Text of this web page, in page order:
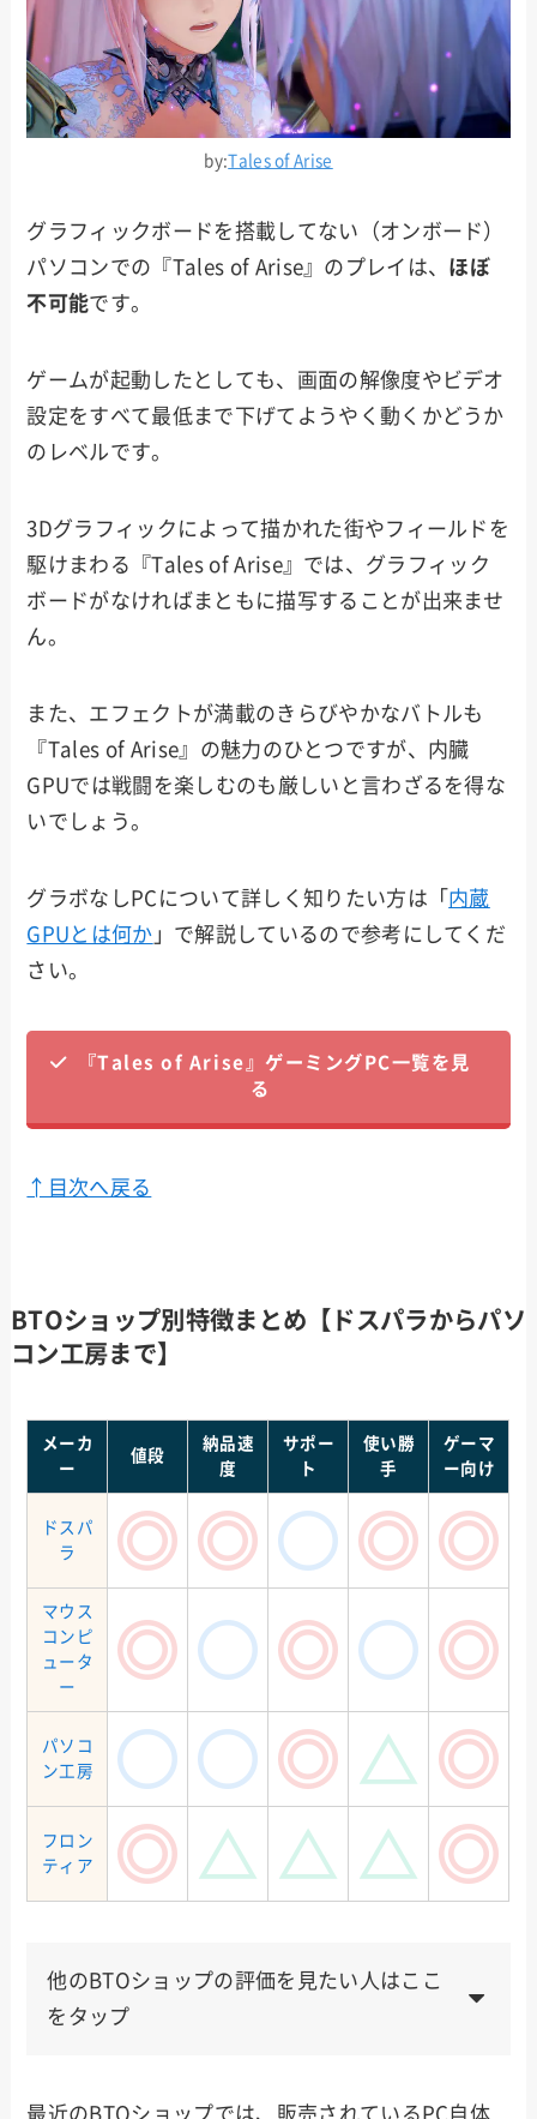
by:Tales of Arise
グラフィックボードを搭載してない（オンボード）
パソコンでの『Tales of Arise』のプレイは、 ほぼ
不可能です。
ゲームが起動したとしても、画面の解像度やビデオ
設定をすべて最低まで下げてようやく動くかどうか
のレベルです。
3Dグラフィックによって描かれた街やフィールドを
駆けまわる『Tales of Arise』では、グラフィック
ボードがなければまともに描写することが出来ませ
ん。
また、エフェクトが満載のきらびやかなバトルも
『Tales of Arise』の魅力のひとつですが、内臓
GPUでは戦闘を楽しむのも厳しいと言わざるを得な
いでしょう。
グラボなしPCについて詳しく知りたい方は「 内蔵
GPUとは何か 」で解説しているので参考にしてくだ
さい。
『Tales of Arise』ゲーミングPC一覧を見
る
↑目次へ戻る
BTOショップ別特徴まとめ【ドスパラからパソ
コン工房まで】
メーカ
ー
値段
納品速
度
サポー
ト
使い勝
手
ゲーマ
ー向け
ドスパ
ラ
マウス
コンピ
ュータ
ー
パソコ
ン工房
フロン
ティア
他のBTOショップの評価を見たい人はここ
をタップ
値段
マー
最近のBTOショップでは、販売されているPC自体